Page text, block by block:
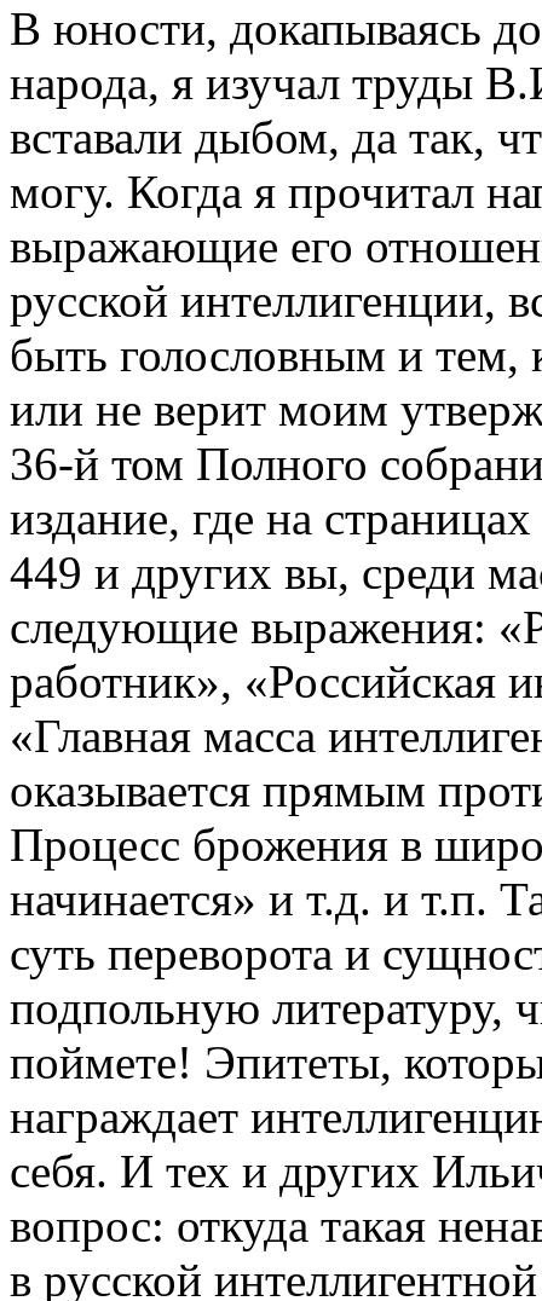
В юности, докапываясь
народа, я изучал труды
вставали дыбом, да так,
могу. Когда я прочитал
выражающие его
русской интеллигенции,
быть голословным и тем,
или не верит моим
36-й том Полного
издание, где на
449 и других вы, среди
следующие выражения:
работник», «Российская
«Главная масса
оказывается прямым
Процесс брожения в
начинается» и т.д. и т.п.
суть переворота и
подпольную литературу,
поймете! Эпитеты,
награждает
себя. И тех и других
вопрос: откуда такая
в русской